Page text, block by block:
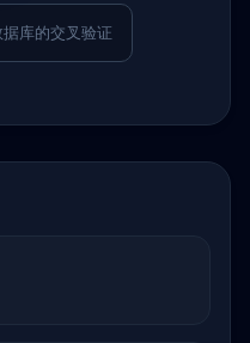
库的交叉验证